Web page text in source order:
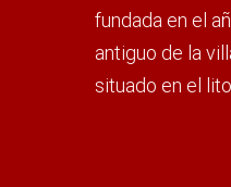
fundada en el
antiguo de la
situado en el